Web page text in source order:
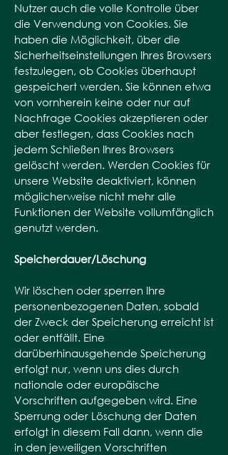
Nutzer auch die volle Kontrolle über
die Verwendung von Cookies. Sie
haben die Möglichkeit, über die
Sicherheitseinstellungen Ihres Browsers
festzulegen, ob Cookies überhaupt
gespeichert werden. Sie können etwa
von vornherein keine oder nur auf
Nachfrage Cookies akzeptieren oder
aber festlegen, dass Cookies nach
jedem Schließen Ihres Browsers
gelöscht werden. Werden Cookies für
unsere Website deaktiviert, können
möglicherweise nicht mehr alle
Funktionen der Website vollumfänglich
genutzt werden.
Speicherdauer/Löschung
Wir löschen oder sperren Ihre
personenbezogenen Daten, sobald
der Zweck der Speicherung erreicht ist
oder entfällt. Eine
darüberhinausgehende Speicherung
erfolgt nur, wenn uns dies durch
nationale oder europäische
Vorschriften aufgegeben wird. Eine
Sperrung oder Löschung der Daten
erfolgt in diesem Fall dann, wenn die
in den jeweiligen Vorschriften